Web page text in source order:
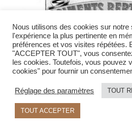
Nous utilisons des cookies sur
l'expérience la plus pertinente en
préférences et vos visites répétées.
"ACCEPTER TOUT", vous
les cookies. Toutefois, vous pouvez
cookies" pour fournir un
Réglage des paramètres TOUT
TOUT ACCEPTER